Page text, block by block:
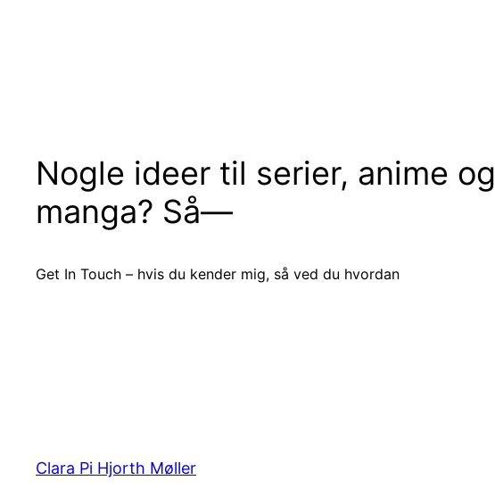
Nogle ideer til serier, anime og
manga? Så—
Get In Touch – hvis du kender mig, så ved du hvordan
Clara Pi Hjorth Møller